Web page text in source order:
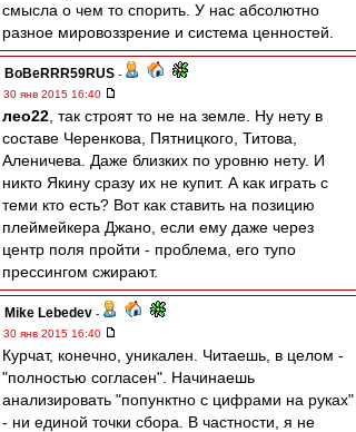
смысла о чем то спорить. У нас абсолютно
разное мировоззрение и система ценностей.
BoBeRRR59RUS -
30 янв 2015 16:40
лео22 , так строят то не на земле. Ну нету в
составе Черенкова, Пятницкого, Титова,
Аленичева. Даже близких по уровню нету. И
никто Якину сразу их не купит. А как играть с
теми кто есть? Вот как ставить на позицию
плеймейкера Джано, если ему даже через
центр поля пройти - проблема, его тупо
прессингом сжирают.
Mike Lebedev -
30 янв 2015 16:40
Курчат, конечно, уникален. Читаешь, в целом -
"полностью согласен". Начинаешь
анализировать "попунктно с цифрами на руках"
- ни единой точки сбора. В частности, я не